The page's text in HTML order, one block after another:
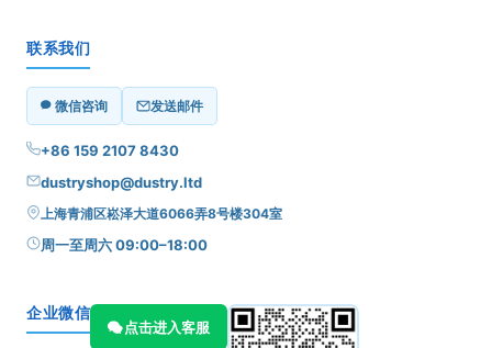
联系我们
微信咨询 发送邮件
+86 159 2107 8430
dustryshop@dustry.ltd
上海青浦区崧泽大道6066弄8号楼304室
周一至周六 09:00–18:00
企业微信
点击进入客服